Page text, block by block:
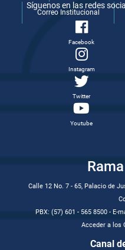
Correo Institucional
Síguenos en las redes
Facebook
Instagram
Twitter
Youtube
Calle 12 No. 7 - 65, Palacio de
PBX: (57) 601 - 565 8500 - E-
Acceder a los
Canal